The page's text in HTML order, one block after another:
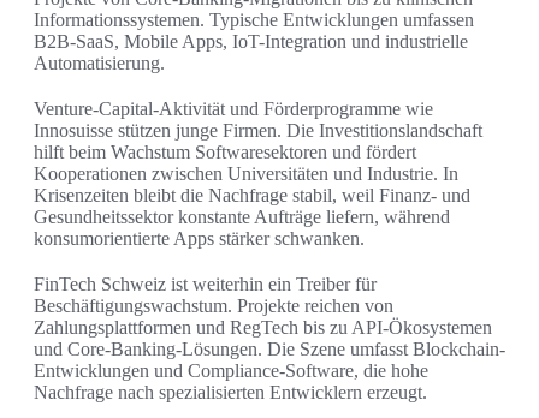
Informationssystemen. Typische Entwicklungen umfassen
B2B-SaaS, Mobile Apps, IoT-Integration und industrielle
Automatisierung.
Venture-Capital-Aktivität und Förderprogramme wie
Innosuisse stützen junge Firmen. Die Investitionslandschaft
hilft beim Wachstum Softwaresektoren und fördert
Kooperationen zwischen Universitäten und Industrie. In
Krisenzeiten bleibt die Nachfrage stabil, weil Finanz- und
Gesundheitssektor konstante Aufträge liefern, während
konsumorientierte Apps stärker schwanken.
FinTech Schweiz ist weiterhin ein Treiber für
Beschäftigungswachstum. Projekte reichen von
Zahlungsplattformen und RegTech bis zu API-Ökosystemen
und Core-Banking-Lösungen. Die Szene umfasst Blockchain-
Entwicklungen und Compliance-Software, die hohe
Nachfrage nach spezialisierten Entwicklern erzeugt.